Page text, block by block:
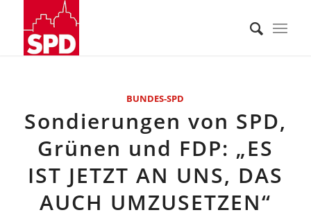
BUNDES-SPD
Sondierungen von SPD,
Grünen und FDP: „ES
IST JETZT AN UNS, DAS
AUCH UMZUSETZEN“